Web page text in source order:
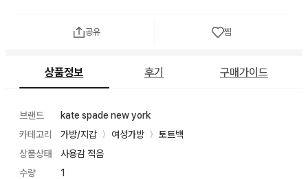
공유 찜
상품정보 후기 구매가이드
브랜드
kate spade new york
카테고리
가방/지갑 〉 여성가방 〉
토트백
상품상태
사용감 적음
수량
1